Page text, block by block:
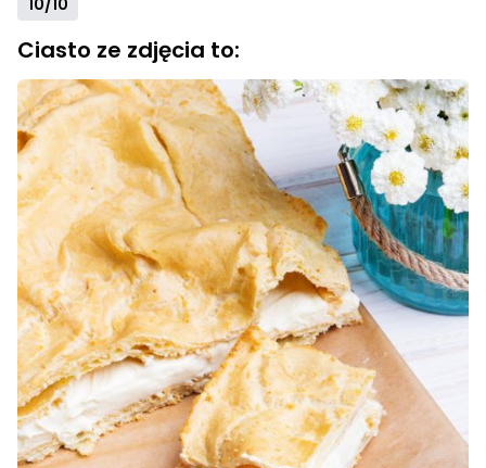
Ciasto ze zdjęcia to: